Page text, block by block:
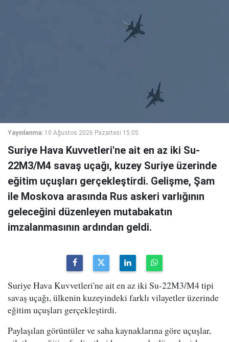
Yayınlanma: 10 Ağustos 2026 Pazartesi 15:05
Suriye Hava Kuvvetleri'ne ait en az iki Su-
22M3/M4 savaş uçağı, kuzey Suriye üzerinde
eğitim uçuşları gerçekleştirdi. Gelişme, Şam
ile Moskova arasında Rus askeri varlığının
geleceğini düzenleyen mutabakatın
imzalanmasının ardından geldi.
Suriye Hava Kuvvetleri'ne ait en az iki Su-22M3/M4 tipi
savaş uçağı, ülkenin kuzeyindeki farklı vilayetler üzerinde
eğitim uçuşları gerçekleştirdi.
Paylaşılan görüntüler ve saha kaynaklarına göre uçuşlar,